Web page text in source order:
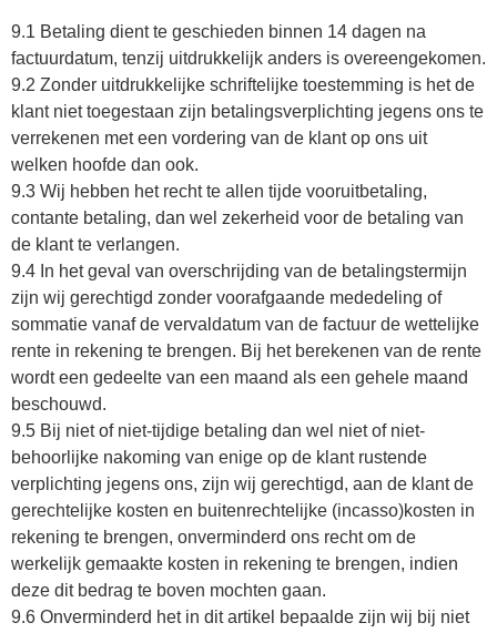
9.1 Betaling dient te geschieden binnen 14 dagen na
factuurdatum, tenzij uitdrukkelijk anders is overeengekomen.
9.2 Zonder uitdrukkelijke schriftelijke toestemming is het de
klant niet toegestaan zijn betalingsverplichting jegens ons te
verrekenen met een vordering van de klant op ons uit
welken hoofde dan ook.
9.3 Wij hebben het recht te allen tijde vooruitbetaling,
contante betaling, dan wel zekerheid voor de betaling van
de klant te verlangen.
9.4 In het geval van overschrijding van de betalingstermijn
zijn wij gerechtigd zonder voorafgaande mededeling of
sommatie vanaf de vervaldatum van de factuur de wettelijke
rente in rekening te brengen. Bij het berekenen van de rente
wordt een gedeelte van een maand als een gehele maand
beschouwd.
9.5 Bij niet of niet-tijdige betaling dan wel niet of niet-
behoorlijke nakoming van enige op de klant rustende
verplichting jegens ons, zijn wij gerechtigd, aan de klant de
gerechtelijke kosten en buitenrechtelijke (incasso)kosten in
rekening te brengen, onverminderd ons recht om de
werkelijk gemaakte kosten in rekening te brengen, indien
deze dit bedrag te boven mochten gaan.
9.6 Onverminderd het in dit artikel bepaalde zijn wij bij niet